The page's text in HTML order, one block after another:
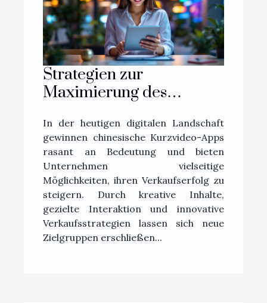
Strategien zur
Maximierung des
chinesische Kurzvideo-
Apps
In der heutigen digitalen Landschaft
gewinnen chinesische Kurzvideo-Apps
rasant an Bedeutung und bieten
Unternehmen vielseitige
Möglichkeiten, ihren Verkaufserfolg zu
steigern. Durch kreative Inhalte,
gezielte Interaktion und innovative
Verkaufsstrategien lassen sich neue
Zielgruppen erschließen...